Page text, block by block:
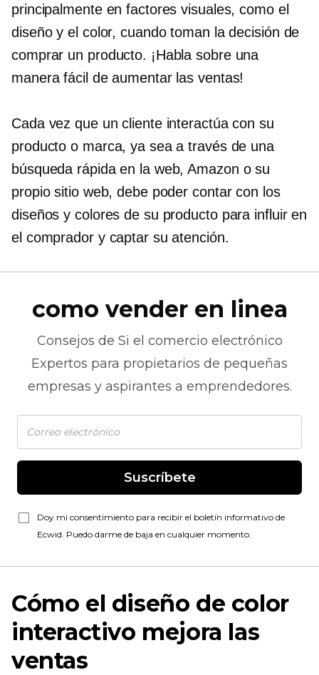
principalmente en factores visuales, como el
diseño y el color, cuando toman la decisión de
comprar un producto. ¡Habla sobre una
manera fácil de aumentar las ventas!
Cada vez que un cliente interactúa con su
producto o marca, ya sea a través de una
búsqueda rápida en la web, Amazon o su
propio sitio web, debe poder contar con los
diseños y colores de su producto para influir en
el comprador y captar su atención.
como vender en linea
Consejos de Si el comercio electrónico
Expertos para propietarios de pequeñas
empresas y aspirantes a emprendedores.
Suscríbete
Doy mi consentimiento para recibir el boletín informativo de
Ecwid. Puedo darme de baja en cualquier momento.
Cómo el diseño de color
interactivo mejora las
ventas